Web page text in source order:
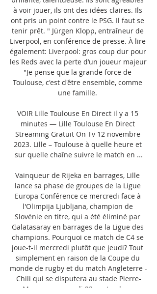
à voir jouer, ils ont des idées claires. Ils
ont pris un point contre le PSG. Il faut se
tenir prêt. " Jürgen Klopp, entraîneur de
Liverpool, en conférence de presse. À lire
également: Liverpool: gros coup dur pour
les Reds avec la perte d’un joueur majeur
"Je pense que la grande force de
Toulouse, c'est d'être ensemble, comme
une famille.
VOIR Lille Toulouse En Direct il y a 15
minutes — Lille Toulouse En Direct
Streaming Gratuit On Tv 12 novembre
2023. Lille – Toulouse à quelle heure et
sur quelle chaîne suivre le match en ...
Vainqueur de Rijeka en barrages, Lille
lance sa phase de groupes de la Ligue
Europa Conférence ce mercredi face à
l'Olimpija Ljubljana, champion de
Slovénie en titre, qui a été éliminé par
Galatasaray en barrages de la Ligue des
champions. Pourquoi ce match de C4 se
joue-t-il mercredi plutôt que jeudi? Tout
simplement en raison de la Coupe du
monde de rugby et du match Angleterre -
Chili qui se disputera au stade Pierre-
Mauroy ce samedi 23 septembre.